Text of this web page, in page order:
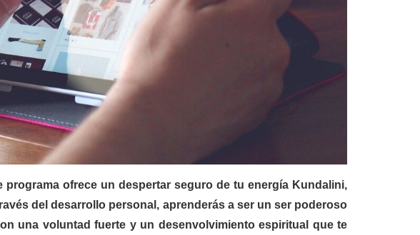
programa ofrece un despertar seguro de tu energía Kundalini,
del desarrollo personal, aprenderás a ser un ser poderoso
una voluntad fuerte y un desenvolvimiento espiritual que te